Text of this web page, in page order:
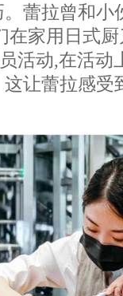
蕾拉曾和小
在家用日式
活动,在活动
让蕾拉感受